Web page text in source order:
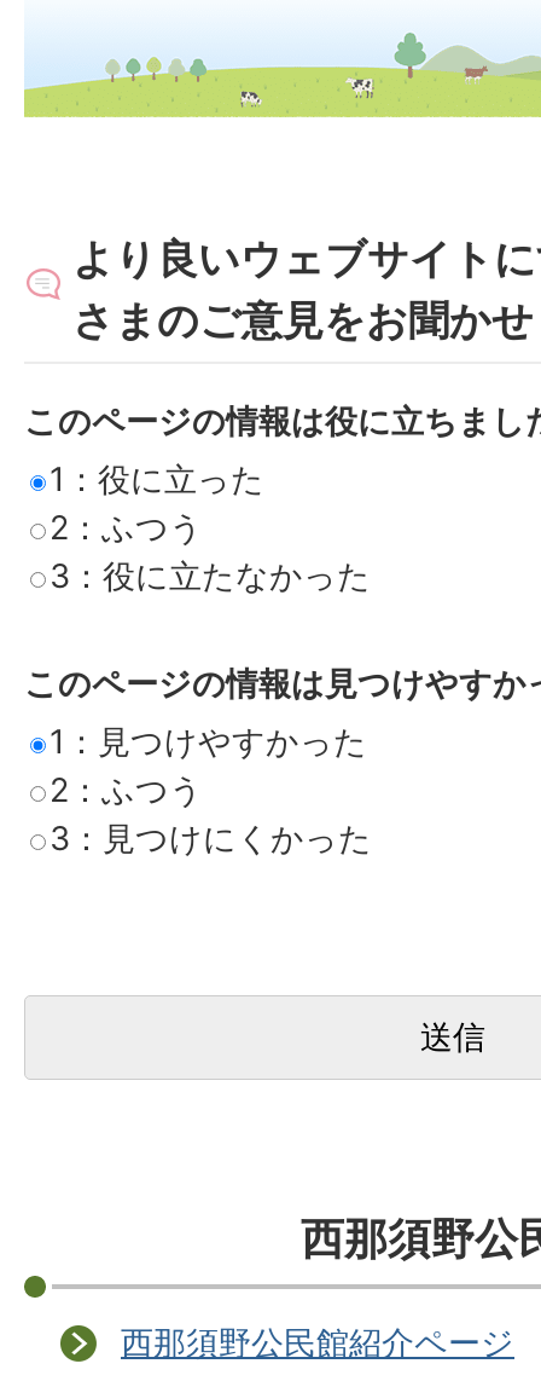
より良いウェブサイト
さまのご意見をお聞か
このページの情報は役に立ちまし
1：役に立った
2：ふつう
3：役に立たなかった
このページの情報は見つけやすか
1：見つけやすかった
2：ふつう
3：見つけにくかった
西那須野公
西那須野公民館紹介ページ